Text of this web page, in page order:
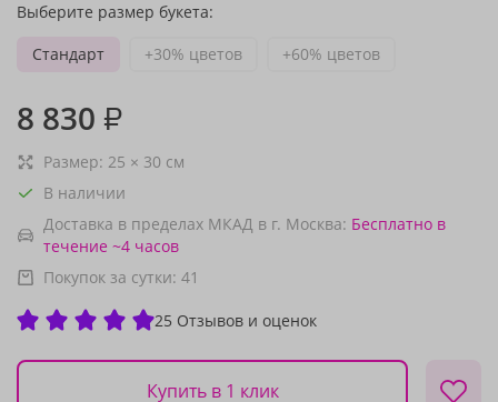
Выберите размер букета:
Стандарт
+30% цветов +60% цветов
8 830 ₽
Размер: 25 × 30 см
В наличии
Доставка в пределах МКАД в г. Москва: Бесплатно в
течение ~4 часов
Покупок за сутки: 41
25 Отзывов и оценок
Купить в 1 клик